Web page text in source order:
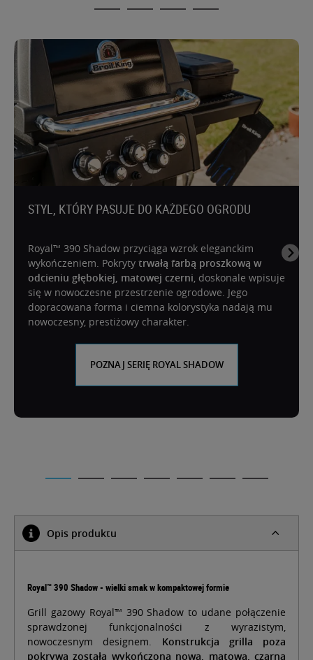
STYL, KTÓRY PASUJE DO KAŻDEGO OGRODU
Royal™ 390 Shadow przyciąga wzrok eleganckim
wykończeniem. Pokryty trwałą farbą proszkową w
odcieniu głębokiej, matowej czerni, doskonale wpisuje
się w nowoczesne przestrzenie ogrodowe. Jego
dopracowana forma i ciemna kolorystyka nadają mu
nowoczesny, prestiżowy charakter.
POZNAJ SERIĘ ROYAL SHADOW
Opis produktu
Royal™ 390 Shadow - wielki smak w kompaktowej formie
Grill gazowy Royal™ 390 Shadow to udane połączenie
sprawdzonej funkcjonalności z wyrazistym,
nowoczesnym designem. Konstrukcja grilla poza
pokrywą została wykończona nową, matową, czarną